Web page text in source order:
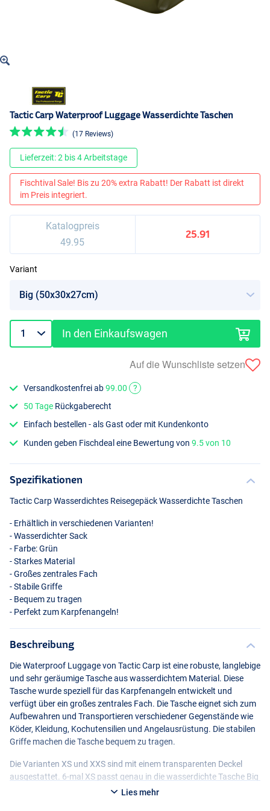
Tactic Carp Waterproof Luggage Wasserdichte Taschen
(17 Reviews)
Lieferzeit: 2 bis 4 Arbeitstage
Fischtival Sale! Bis zu 20% extra Rabatt! Der Rabatt ist direkt
im Preis integriert.
Katalogpreis
49.95
25.91
Variant
In den Einkaufswagen
Auf die Wunschliste setzen
Versandkostenfrei ab99.00
?
50 Tage Rückgaberecht
Einfach bestellen - als Gast oder mit Kundenkonto
Kunden geben Fischdeal eine Bewertung von9.5 von 10
Spezifikationen
Tactic Carp Wasserdichtes Reisegepäck Wasserdichte Taschen
- Erhältlich in verschiedenen Varianten!
- Wasserdichter Sack
- Farbe: Grün
- Starkes Material
- Großes zentrales Fach
- Stabile Griffe
- Bequem zu tragen
- Perfekt zum Karpfenangeln!
Beschreibung
Die Waterproof Luggage von Tactic Carp ist eine robuste, langlebige
und sehr geräumige Tasche aus wasserdichtem Material. Diese
Tasche wurde speziell für das Karpfenangeln entwickelt und
verfügt über ein großes zentrales Fach. Die Tasche eignet sich zum
Aufbewahren und Transportieren verschiedener Gegenstände wie
Köder, Kleidung, Kochutensilien und Angelausrüstung. Die stabilen
Griffe machen die Tasche bequem zu tragen.
Die Varianten XS und XXS sind mit einem transparenten Deckel
ausgestattet. 6-mal XS passt genau in die wasserdichte Tasche Big
passt genau in die wasserdichte Tasche Medium.
Lies mehr